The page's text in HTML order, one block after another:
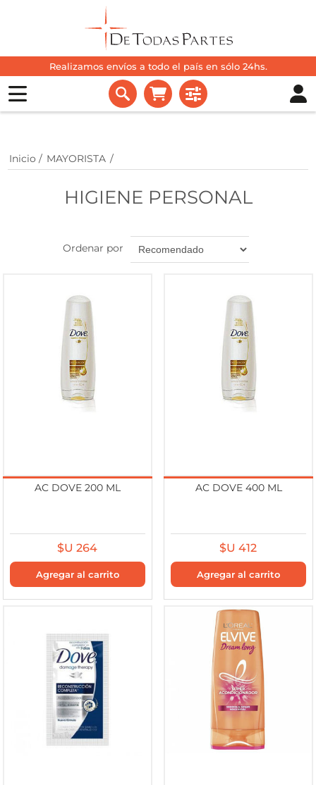
Realizamos envíos a todo el país en sólo 24hs.
Inicio / MAYORISTA /
HIGIENE PERSONAL
Ordenar por
AC DOVE 200 ML
$U 264
AC DOVE 400 ML
$U 412